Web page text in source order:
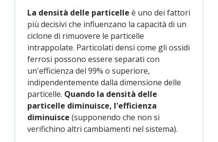
La densità delle particelle è uno dei fattori
più decisivi che influenzano la capacità di un
ciclone di rimuovere le particelle
intrappolate. Particolati densi come gli ossidi
ferrosi possono essere separati con
un'efficienza del 99% o superiore,
indipendentemente dalla dimensione delle
particelle. Quando la densità delle
particelle diminuisce, l'efficienza
diminuisce (supponendo che non si
verifichino altri cambiamenti nel sistema).